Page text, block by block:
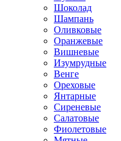
Шоколад
Шампань
Оливковые
Оранжевые
Вишневые
Изумрудные
Венге
Ореховые
Янтарные
Сиреневые
Салатовые
Фиолетовые